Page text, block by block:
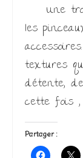
Une
les
textures
détente,
cette fois ,
Partager :